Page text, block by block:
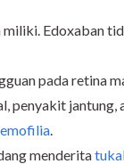
Edoxaban
pada retina
penyakit jantung,
.
menderita